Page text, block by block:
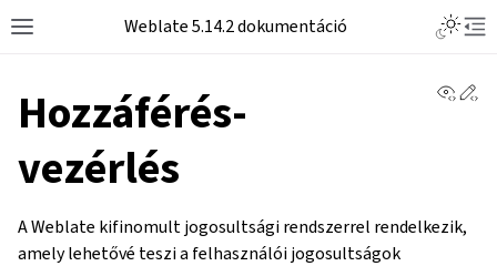
Weblate 5.14.2 dokumentáció
Hozzáférés-
vezérlés
A Weblate kifinomult jogosultsági rendszerrel rendelkezik,
amely lehetővé teszi a felhasználói jogosultságok